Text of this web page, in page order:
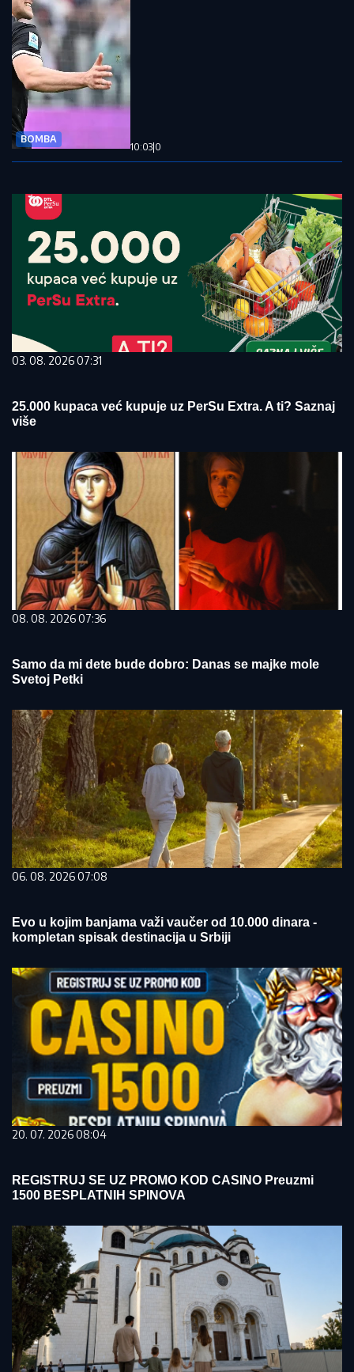
BOMBA
10:03 0
03. 08. 2026 07:31
25.000 kupaca već kupuje uz PerSu Extra. A ti? Saznaj
više
08. 08. 2026 07:36
Samo da mi dete bude dobro: Danas se majke mole
Svetoj Petki
06. 08. 2026 07:08
Evo u kojim banjama važi vaučer od 10.000 dinara -
kompletan spisak destinacija u Srbiji
20. 07. 2026 08:04
REGISTRUJ SE UZ PROMO KOD CASINO Preuzmi
1500 BESPLATNIH SPINOVA